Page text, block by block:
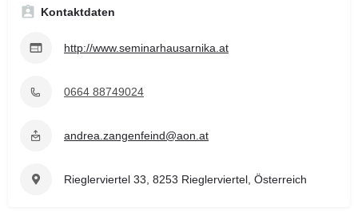
Kontaktdaten
http://www.seminarhausarnika.at
0664 88749024
andrea.zangenfeind@aon.at
Rieglerviertel 33, 8253 Rieglerviertel, Österreich